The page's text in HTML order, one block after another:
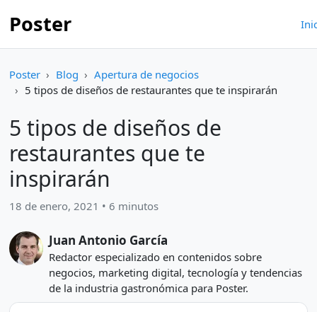
Poster
Poster Blog
Apertura de negocios
5 tipos de diseños de restaurantes que te inspirarán
5 tipos de diseños de
restaurantes que te
inspirarán
18 de enero, 2021 • 6 minutos
Juan Antonio García
Redactor especializado en contenidos sobre
negocios, marketing digital, tecnología y tendencias
de la industria gastronómica para Poster.